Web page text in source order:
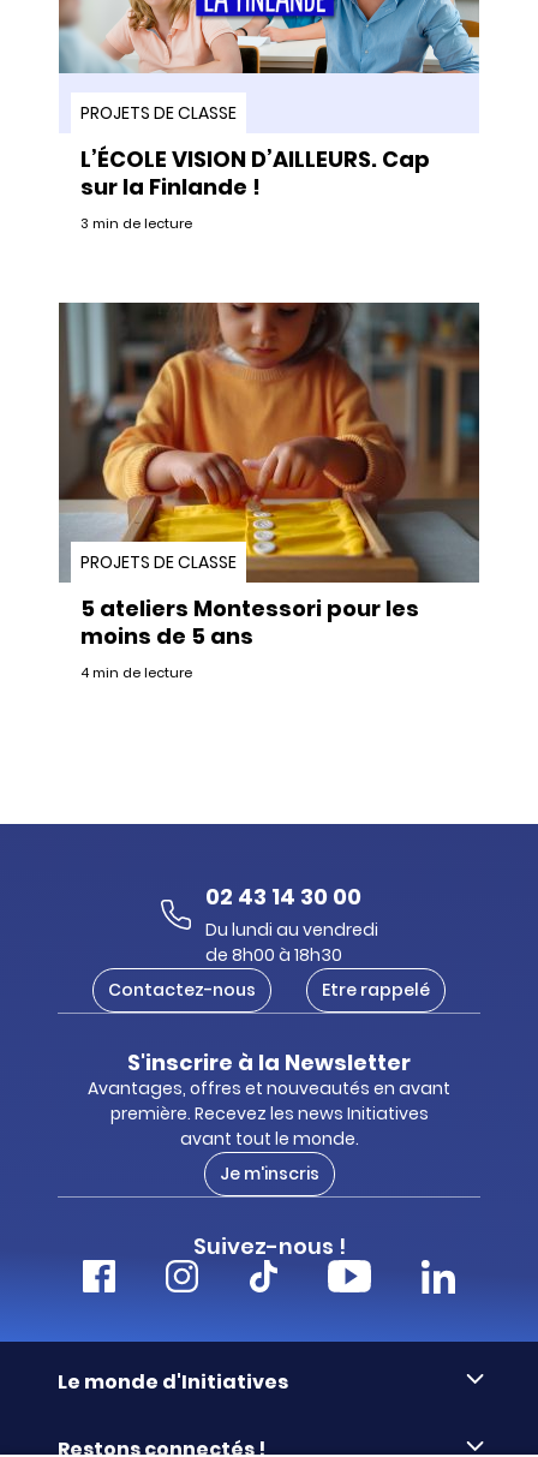
PROJETS DE CLASSE
L’ÉCOLE VISION D’AILLEURS. Cap
sur la Finlande !
3 min de lecture
PROJETS DE CLASSE
5 ateliers Montessori pour les
moins de 5 ans
4 min de lecture
02 43 14 30 00
Du lundi au vendredi
de 8h00 à 18h30
Contactez-nous
Etre rappelé
S'inscrire à la Newsletter
Avantages, offres et nouveautés en avant
première. Recevez les news Initiatives
avant tout le monde.
Je m'inscris
Suivez-nous !
Le monde d'Initiatives
Restons connectés !